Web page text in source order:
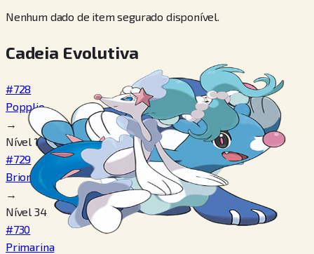
Nenhum dado de item segurado disponível.
Cadeia Evolutiva
#728
Popplio
→
Nível 17
#729
Brionne
→
Nível 34
#730
Primarina